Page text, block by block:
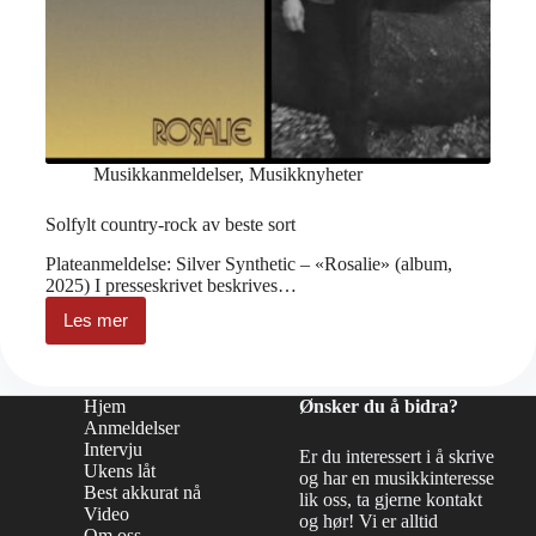
Musikkanmeldelser, Musikknyheter
Solfylt country-rock av beste sort
Plateanmeldelse: Silver Synthetic – «Rosalie» (album,
2025) I presseskrivet beskrives…
Les mer
Solfylt
country-
beste
sort
Hjem
Anmeldelser
Intervju
Ukens låt
Best akkurat nå
Video
Ønsker du å bidra?
Er du interessert i å skrive
og har en musikkinteresse
lik oss, ta gjerne kontakt
og hør! Vi er alltid